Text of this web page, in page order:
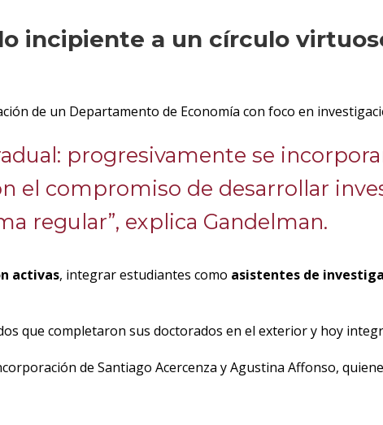
incipiente a un círculo
de un Departamento de Economía con foco en
progresivamente se
el compromiso de desarrollar
regular”, explica Gandelman.
activas, integrar estudiantes como asistentes de
que completaron sus doctorados en el exterior y hoy
de Santiago Acercenza y Agustina Affonso,